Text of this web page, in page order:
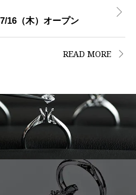
16（木）オープン
READ MORE